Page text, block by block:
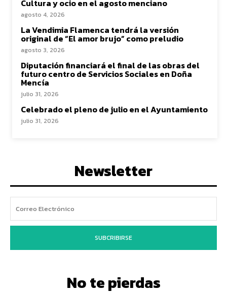
Cultura y ocio en el agosto menciano
agosto 4, 2026
La Vendimia Flamenca tendrá la versión
original de “El amor brujo” como preludio
agosto 3, 2026
Diputación financiará el final de las obras del
futuro centro de Servicios Sociales en Doña
Mencía
julio 31, 2026
Celebrado el pleno de julio en el Ayuntamiento
julio 31, 2026
Newsletter
SUBCRIBIRSE
No te pierdas